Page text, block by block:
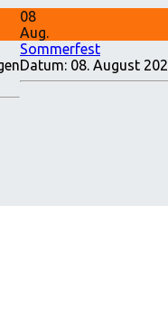
08
Aug.
Sommerfest
Datum: 08. August